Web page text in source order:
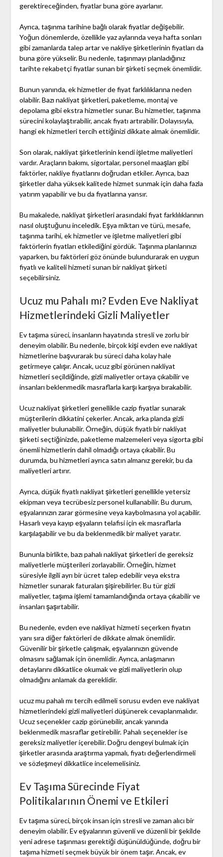
gerektireceğinden, fiyatlar buna göre ayarlanır.
Ayrıca, taşınma tarihine bağlı olarak fiyatlar değişebilir.
Yoğun dönemlerde, özellikle yaz aylarında veya hafta sonları
gibi zamanlarda talep artar ve nakliye şirketlerinin fiyatları da
buna göre yükselir. Bu nedenle, taşınmayı planladığınız
tarihte rekabetçi fiyatlar sunan bir şirketi seçmek önemlidir.
Bunun yanında, ek hizmetler de fiyat farklılıklarına neden
olabilir. Bazı nakliyat şirketleri, paketleme, montaj ve
depolama gibi ekstra hizmetler sunar. Bu hizmetler, taşınma
sürecini kolaylaştırabilir, ancak fiyatı artırabilir. Dolayısıyla,
hangi ek hizmetleri tercih ettiğinizi dikkate almak önemlidir.
Son olarak, nakliyat şirketlerinin kendi işletme maliyetleri
vardır. Araçların bakımı, sigortalar, personel maaşları gibi
faktörler, nakliye fiyatlarını doğrudan etkiler. Ayrıca, bazı
şirketler daha yüksek kalitede hizmet sunmak için daha fazla
yatırım yapabilir ve bu da fiyatlarına yansır.
Bu makalede, nakliyat şirketleri arasındaki fiyat farklılıklarının
nasıl oluştuğunu inceledik. Eşya miktarı ve türü, mesafe,
taşınma tarihi, ek hizmetler ve işletme maliyetleri gibi
faktörlerin fiyatları etkilediğini gördük. Taşınma planlarınızı
yaparken, bu faktörleri göz önünde bulundurarak en uygun
fiyatlı ve kaliteli hizmeti sunan bir nakliyat şirketi
seçebilirsiniz.
Ucuz mu Pahalı mı? Evden Eve Nakliyat
Hizmetlerindeki Gizli Maliyetler
Ev taşıma süreci, insanların hayatında stresli ve zorlu bir
deneyim olabilir. Bu nedenle, birçok kişi evden eve nakliyat
hizmetlerine başvurarak bu süreci daha kolay hale
getirmeye çalışır. Ancak, ucuz gibi görünen nakliyat
hizmetleri seçildiğinde, gizli maliyetler ortaya çıkabilir ve
insanları beklenmedik masraflarla karşı karşıya bırakabilir.
Ucuz nakliyat şirketleri genellikle cazip fiyatlar sunarak
müşterilerin dikkatini çekerler. Ancak, arka planda gizli
maliyetler bulunabilir. Örneğin, düşük fiyatlı bir nakliyat
şirketi seçtiğinizde, paketleme malzemeleri veya sigorta gibi
önemli hizmetlerin dahil olmadığı ortaya çıkabilir. Bu
durumda, bu hizmetleri ayrıca satın almanız gerekir, bu da
maliyetleri artırır.
Ayrıca, düşük fiyatlı nakliyat şirketleri genellikle yetersiz
ekipman veya tecrübesiz personel kullanabilir. Bu durum,
eşyalarınızın zarar görmesine veya kaybolmasına yol açabilir.
Hasarlı veya kayıp eşyaların telafisi için ek masraflarla
karşılaşabilir ve bu da beklenmedik bir maliyet yaratır.
Bununla birlikte, bazı pahalı nakliyat şirketleri de gereksiz
maliyetlerle müşterileri zorlayabilir. Örneğin, hizmet
süresiyle ilgili ayrı bir ücret talep edebilir veya ekstra
hizmetler sunarak faturaları şişirebilirler. Bu tür gizli
maliyetler, taşıma işlemi tamamlandığında ortaya çıkabilir ve
insanları şaşırtabilir.
Bu nedenle, evden eve nakliyat hizmeti seçerken fiyatın
yanı sıra diğer faktörleri de dikkate almak önemlidir.
Güvenilir bir şirketle çalışmak, eşyalarınızın güvende
olmasını sağlamak için önemlidir. Ayrıca, anlaşmanın
detaylarını dikkatlice okumak ve gizli maliyetlerin olup
olmadığını anlamak da gereklidir.
ucuz mu pahalı mı tercih edilmeli sorusu evden eve nakliyat
hizmetlerindeki gizli maliyetleri düşünerek cevaplanmalıdır.
Ucuz seçenekler cazip görünebilir, ancak yanında
beklenmedik masraflar getirebilir. Pahalı seçenekler ise
gereksiz maliyetler içerebilir. Doğru dengeyi bulmak için
şirketler arasında araştırma yapmalı, fiyatı değerlendirmeli
ve sözleşmeyi dikkatlice incelemelisiniz.
Ev Taşıma Sürecinde Fiyat
Politikalarının Önemi ve Etkileri
Ev taşıma süreci, birçok insan için stresli ve zaman alıcı bir
deneyim olabilir. Ev eşyalarının güvenli ve düzenli bir şekilde
yeni adrese taşınması gerektiği düşünüldüğünde, doğru bir
taşıma hizmeti seçmek büyük bir önem taşır. Ancak, ev